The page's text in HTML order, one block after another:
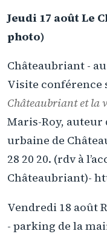
Jeudi 17 août Le
photo)
Châteaubriant -
Visite conférence
Châteaubriant et la
Maris-Roy, auteur
urbaine de
28 20 20. (rdv à
Châteaubriant)-
Vendredi 18 août
- parking de la